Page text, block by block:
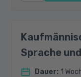
Sprache
Dauer: 1